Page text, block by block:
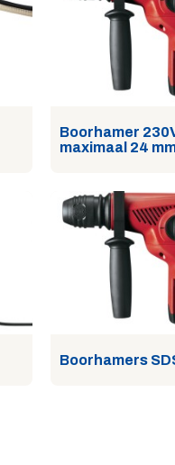
Boorhamer
maximaal 24
Boorhamers